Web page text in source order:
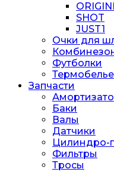
SHOT
JUST1
Очки для
Футболки
Термобелье
Запчасти
Баки
Валы
Датчики
Цилиндро-
Фильтры
Тросы